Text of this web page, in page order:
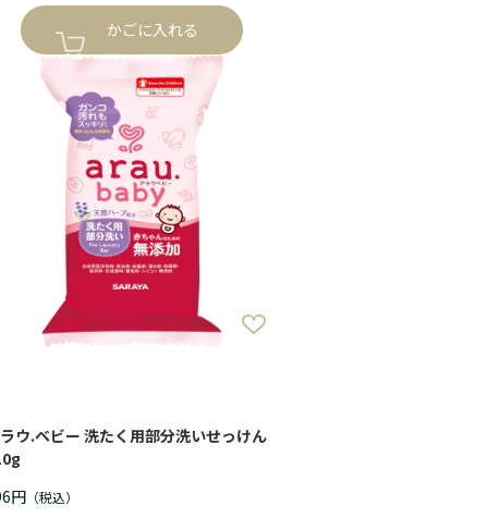
かごに入れる
ウ.ベビー 洗たく用部分洗いせっけん
円